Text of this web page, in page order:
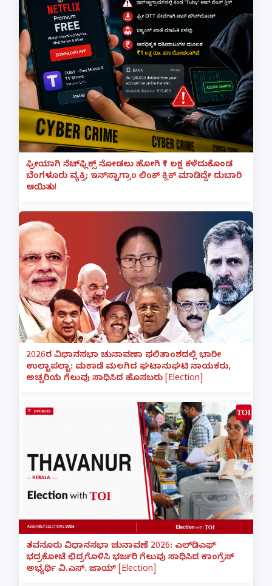
ಫ್ರೀಯಾಗಿ ನೆಟ್‌ಫ್ಲಿಕ್ಸ್ ನೋಡಲು ಹೋಗಿ ₹1 ಲಕ್ಷ ಕಳೆದುಕೊಂಡ
ಬೆಂಗಳೂರು ವ್ಯಕ್ತಿ; ಇನ್‌ಸ್ಟಾಗ್ರಾಂ ಲಿಂಕ್ ಕ್ಲಿಕ್ ಮಾಡಿದ್ದೇ ದುಬಾರಿ
ಆಯಿತು!
2026ರ ವಿಧಾನಸಭಾ ಚುನಾವಣಾ ಫಲಿತಾಂಶದಲ್ಲಿ ಭಾರೀ
ಉಲ್ಟಾಪಲ್ಟಾ: ಮಕಾಡೆ ಮಲಗಿದ ಘಟಾನುಘಟಿ ನಾಯಕರು,
ಅಚ್ಚರಿಯ ಗೆಲುವು ಸಾಧಿಸಿದ ಹೊಸಬರು [Election]
ತವನೂರು ವಿಧಾನಸಭಾ ಚುನಾವಣೆ 2026: ಎಲ್‌ಡಿಎಫ್
ಭದ್ರಕೋಟೆ ಛಿದ್ರಗೊಳಿಸಿ ಭರ್ಜರಿ ಗೆಲುವು ಸಾಧಿಸಿದ ಕಾಂಗ್ರೆಸ್
ಅಭ್ಯರ್ಥಿ ವಿ.ಎಸ್. ಜಾಯ್ [Election]